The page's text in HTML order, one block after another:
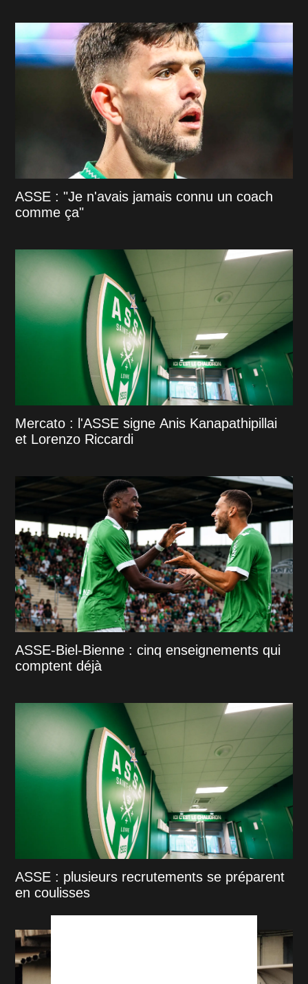
ASSE : "Je n'avais jamais connu un coach
comme ça"
Mercato : l'ASSE signe Anis Kanapathipillai
et Lorenzo Riccardi
ASSE-Biel-Bienne : cinq enseignements qui
comptent déjà
ASSE : plusieurs recrutements se préparent
en coulisses